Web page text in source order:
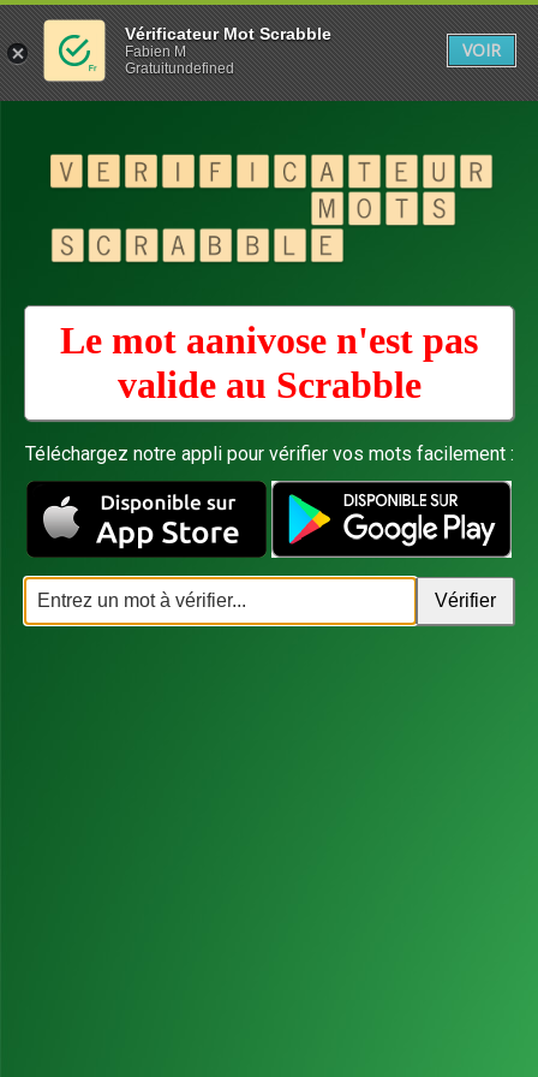
Le mot aanivose n'est pas
valide au Scrabble
Téléchargez notre appli pour vérifier vos mots facilement :
Vérificateur Mot Scrabble
Fabien M
Gratuitundefined
VOIR